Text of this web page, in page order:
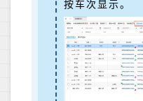
按车次显示。